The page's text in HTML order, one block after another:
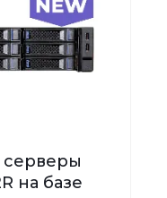
на базе